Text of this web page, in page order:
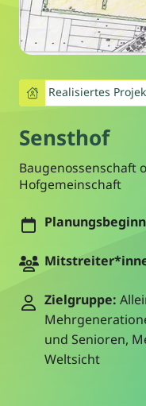
Realisiertes
Sensthof
Baugenossenschaft
Hofgemeinschaft
Zielgruppe:
und Senioren,
Weltsicht